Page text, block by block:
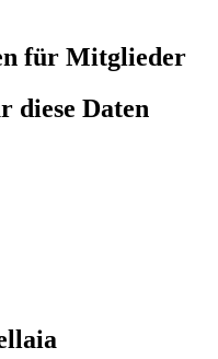
für Mitglieder
diese Daten